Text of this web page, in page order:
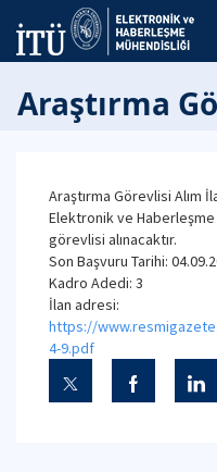
Araştırma
Araştırma Görevlisi Alım
Elektronik ve Haberleşme
görevlisi alınacaktır.
Son Başvuru Tarihi:
Kadro Adedi: 3
İlan adresi:
https://
4-9.pdf